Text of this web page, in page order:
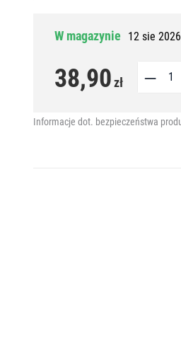
W magazynie 12 sie
38,90zł
Informacje dot. bezpieczeństwa